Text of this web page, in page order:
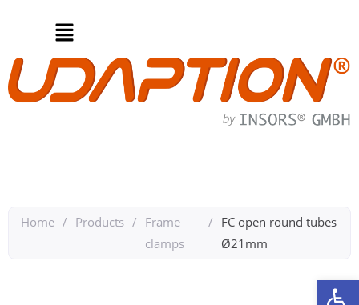
Home / Products / Frame
clamps
/ FC open round tubes
Ø21mm